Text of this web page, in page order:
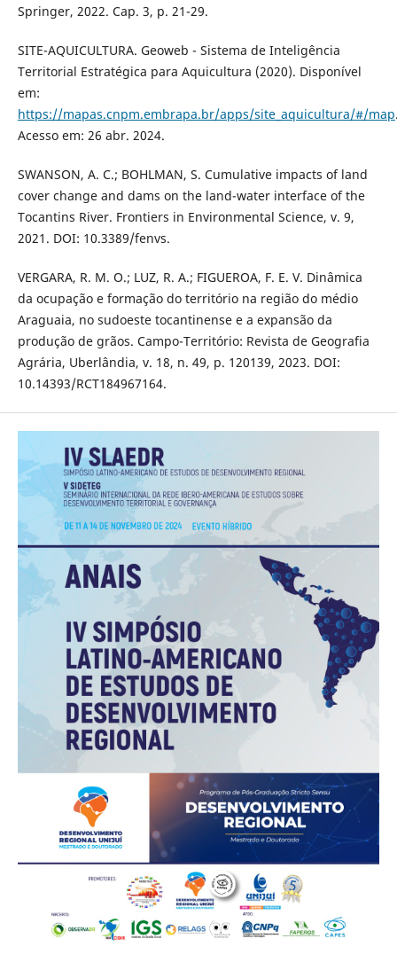
Springer, 2022. Cap. 3, p. 21-29.
SITE-AQUICULTURA. Geoweb - Sistema de Inteligência
Territorial Estratégica para Aquicultura (2020). Disponível
em:
https://mapas.cnpm.embrapa.br/apps/site_aquicultura/#/map
Acesso em: 26 abr. 2024.
SWANSON, A. C.; BOHLMAN, S. Cumulative impacts of land
cover change and dams on the land-water interface of the
Tocantins River. Frontiers in Environmental Science, v. 9,
2021. DOI: 10.3389/fenvs.
VERGARA, R. M. O.; LUZ, R. A.; FIGUEROA, F. E. V. Dinâmica
da ocupação e formação do território na região do médio
Araguaia, no sudoeste tocantinense e a expansão da
produção de grãos. Campo-Território: Revista de Geografia
Agrária, Uberlândia, v. 18, n. 49, p. 120139, 2023. DOI:
10.14393/RCT184967164.